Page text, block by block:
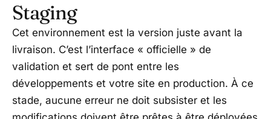
Staging
Cet environnement est la version juste avant la
livraison. C’est l’interface « officielle » de
validation et sert de pont entre les
développements et votre site en production. À ce
stade, aucune erreur ne doit subsister et les